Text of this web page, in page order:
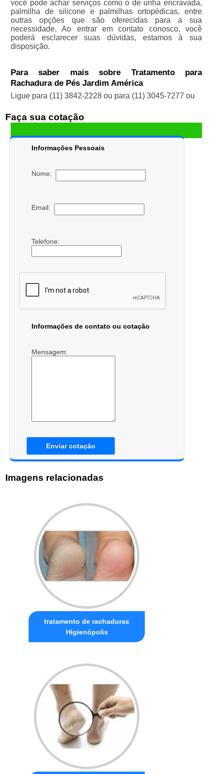
você pode achar serviços como o de unha encravada,
palmilha de silicone e palmilhas ortopédicas, entre
outras opções que são oferecidas para a sua
necessidade. Ao entrar em contato conosco, você
poderá esclarecer suas dúvidas, estamos à sua
disposição.
Para saber mais sobre Tratamento para
Rachadura de Pés Jardim América
Ligue para (11) 3842-2228ou para (11) 3045-7277 ou
Faça sua cotação
Informações Pessoais
Nome:
Email:
Telefone:
Informações de contato ou cotação
Mensagem:
Enviar cotação
Imagens relacionadas
tratamento de rachaduras
Higienópolis